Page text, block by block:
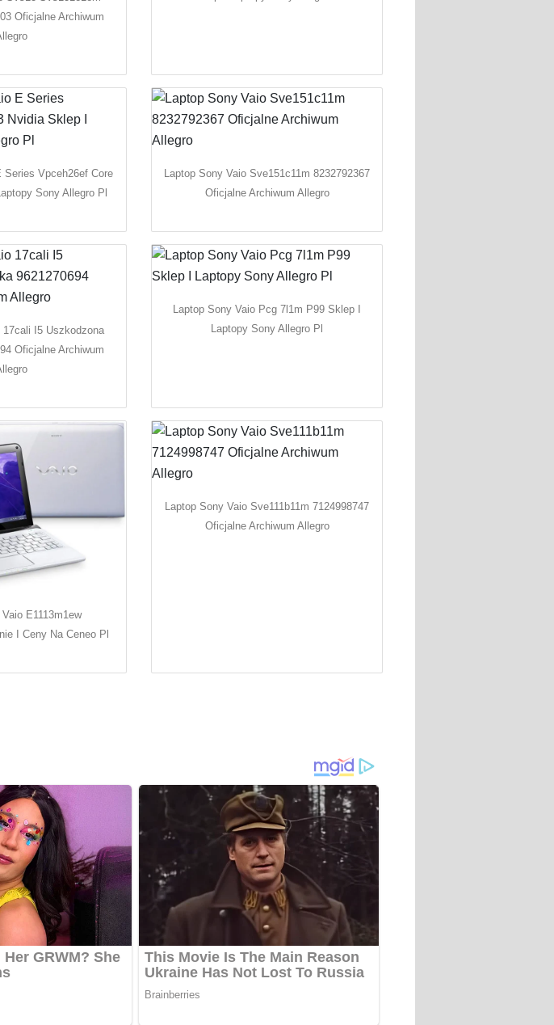
Oficjalne Archiwum
Series Vpceh26ef Core
Sony Allegro Pl
Laptop Sony Vaio Sve151c11m 8232792367
Oficjalne Archiwum Allegro
17cali I5 Uszkodzona
Oficjalne Archiwum
Laptop Sony Vaio Pcg 7l1m P99 Sklep I
Laptopy Sony Allegro Pl
Vaio E1113m1ew
I Ceny Na Ceneo Pl
Laptop Sony Vaio Sve111b11m 7124998747
Oficjalne Archiwum Allegro